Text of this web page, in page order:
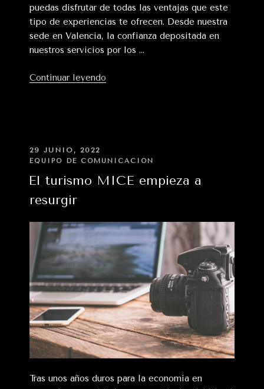
puedas disfrutar de todas las ventajas que este
tipo de experiencias te ofrecen. Desde nuestra
sede en Valencia, la confianza depositada en
nuestros servicios por los …
Continuar leyendo
de
chofer
PUBLICADO
EN
29 JUNIO, 2022
EQUIPO DE COMUNICACIÓN
El turismo MICE empieza a
resurgir
Tras unos años duros para la economía en